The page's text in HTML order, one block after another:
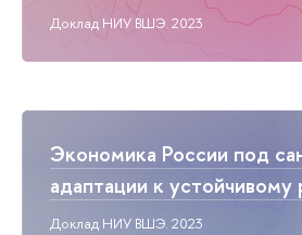
Доклад НИУ ВШЭ. 2023
Экономика России под
адаптации к устойчивому
Доклад НИУ ВШЭ. 2023